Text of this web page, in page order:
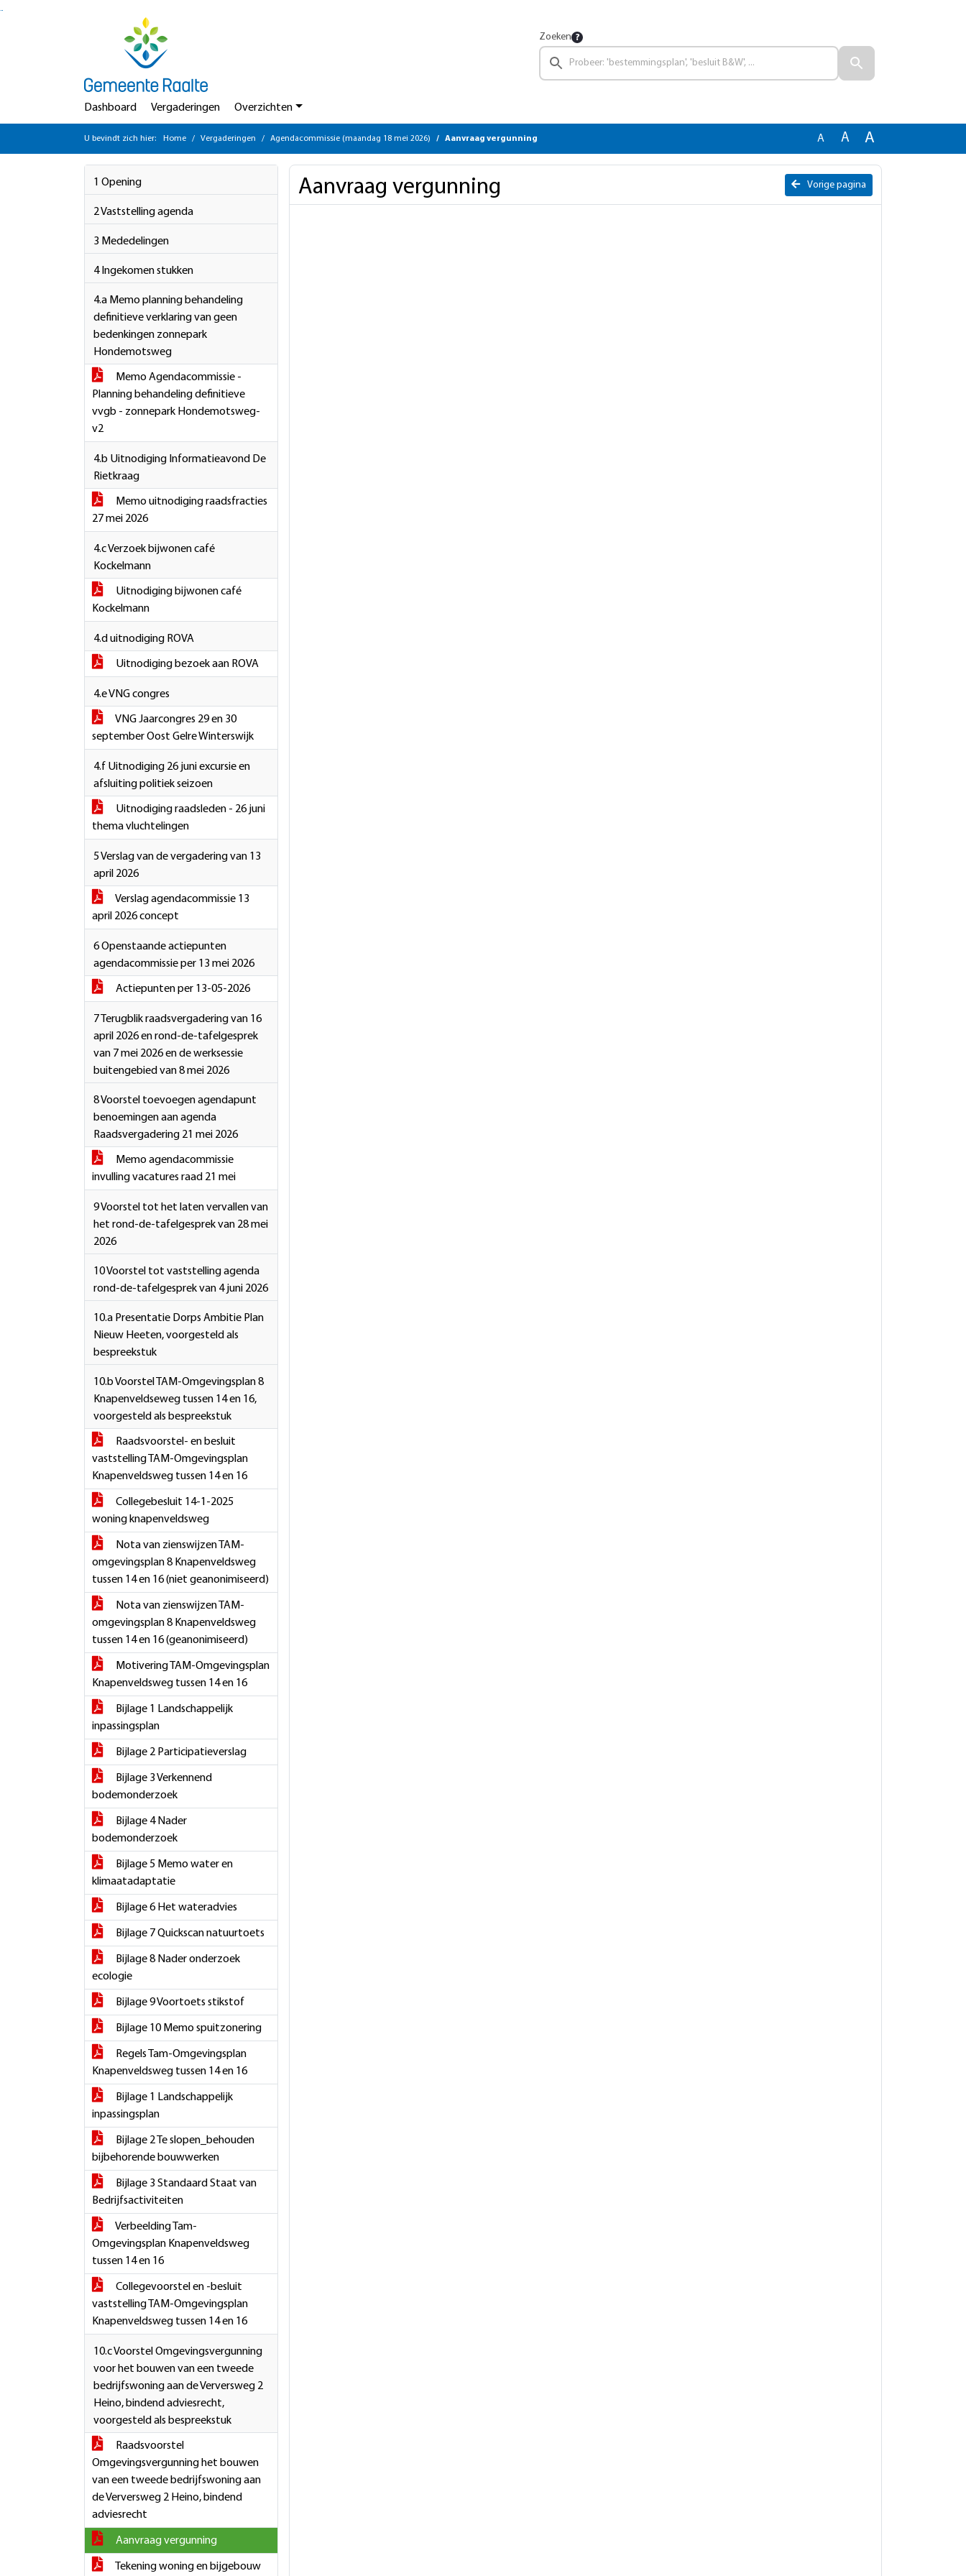
Ga naar de inhoud van deze pagina
Zoeken
Dashboard Vergaderingen Overzichten
U bevindt zich hier: Home Vergaderingen Agendacommissie (maandag 18 mei 2026) Aanvraag vergunning A A A
1 Opening
2 Vaststelling agenda
3 Mededelingen
4 Ingekomen stukken
4.a Memo planning behandeling
definitieve verklaring van geen
bedenkingen zonnepark
Hondemotsweg
Memo Agendacommissie -
Planning behandeling definitieve
vvgb - zonnepark Hondemotsweg-
v2
4.b Uitnodiging Informatieavond De
Rietkraag
Memo uitnodiging raadsfracties
27 mei 2026
4.c Verzoek bijwonen café
Kockelmann
Uitnodiging bijwonen café
Kockelmann
4.d uitnodiging ROVA
Uitnodiging bezoek aan ROVA
4.e VNG congres
VNG Jaarcongres 29 en 30
september Oost Gelre Winterswijk
4.f Uitnodiging 26 juni excursie en
afsluiting politiek seizoen
Uitnodiging raadsleden - 26 juni
thema vluchtelingen
5 Verslag van de vergadering van 13
april 2026
Verslag agendacommissie 13
april 2026 concept
6 Openstaande actiepunten
agendacommissie per 13 mei 2026
Actiepunten per 13-05-2026
7 Terugblik raadsvergadering van 16
april 2026 en rond-de-tafelgesprek
van 7 mei 2026 en de werksessie
buitengebied van 8 mei 2026
8 Voorstel toevoegen agendapunt
benoemingen aan agenda
Raadsvergadering 21 mei 2026
Memo agendacommissie
invulling vacatures raad 21 mei
9 Voorstel tot het laten vervallen van
het rond-de-tafelgesprek van 28 mei
2026
10 Voorstel tot vaststelling agenda
rond-de-tafelgesprek van 4 juni 2026
10.a Presentatie Dorps Ambitie Plan
Nieuw Heeten, voorgesteld als
bespreekstuk
10.b Voorstel TAM-Omgevingsplan 8
Knapenveldseweg tussen 14 en 16,
voorgesteld als bespreekstuk
Raadsvoorstel- en besluit
vaststelling TAM-Omgevingsplan
Knapenveldsweg tussen 14 en 16
Collegebesluit 14-1-2025
woning knapenveldsweg
Nota van zienswijzen TAM-
omgevingsplan 8 Knapenveldsweg
tussen 14 en 16 (niet geanonimiseerd)
Nota van zienswijzen TAM-
omgevingsplan 8 Knapenveldsweg
tussen 14 en 16 (geanonimiseerd)
Motivering TAM-Omgevingsplan
Knapenveldsweg tussen 14 en 16
Bijlage 1 Landschappelijk
inpassingsplan
Bijlage 2 Participatieverslag
Bijlage 3 Verkennend
bodemonderzoek
Bijlage 4 Nader
bodemonderzoek
Bijlage 5 Memo water en
klimaatadaptatie
Bijlage 6 Het wateradvies
Bijlage 7 Quickscan natuurtoets
Bijlage 8 Nader onderzoek
ecologie
Bijlage 9 Voortoets stikstof
Bijlage 10 Memo spuitzonering
Regels Tam-Omgevingsplan
Knapenveldsweg tussen 14 en 16
Bijlage 1 Landschappelijk
inpassingsplan
Bijlage 2 Te slopen_behouden
bijbehorende bouwwerken
Bijlage 3 Standaard Staat van
Bedrijfsactiviteiten
Verbeelding Tam-
Omgevingsplan Knapenveldsweg
tussen 14 en 16
Collegevoorstel en -besluit
vaststelling TAM-Omgevingsplan
Knapenveldsweg tussen 14 en 16
10.c Voorstel Omgevingsvergunning
voor het bouwen van een tweede
bedrijfswoning aan de Verversweg 2
Heino, bindend adviesrecht,
voorgesteld als bespreekstuk
Raadsvoorstel
Omgevingsvergunning het bouwen
van een tweede bedrijfswoning aan
de Verversweg 2 Heino, bindend
adviesrecht
Aanvraag vergunning
Tekening woning en bijgebouw
Vorige pagina
Aanvraag vergunning